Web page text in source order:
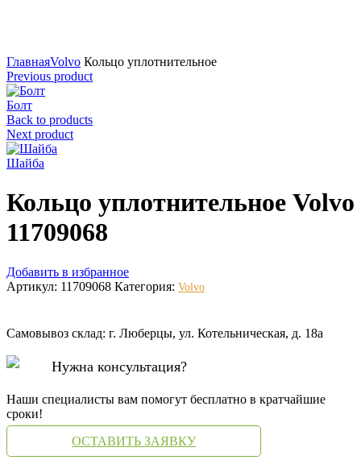
ГлавнаяVolvo Кольцо уплотнительное
Previous product
Болт
Back to products
Next product
Шайба
Кольцо уплотнительное Volvo
11709068
Добавить в избранное
Артикул: 11709068 Категория: Volvo
Самовывоз склад: г. Люберцы, ул. Котельническая, д. 18а
Нужна консультация?
Наши специалисты вам помогут бесплатно в кратчайшие
сроки!
ОСТАВИТЬ ЗАЯВКУ